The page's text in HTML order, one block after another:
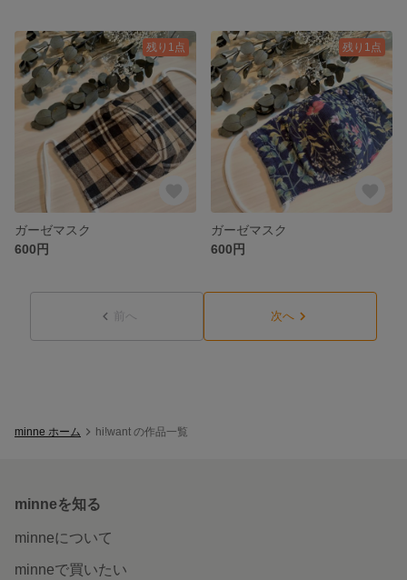
残り1点
ガーゼマスク
600円
残り1点
ガーゼマスク
600円
前へ 次へ
minne ホーム hi!want の作品一覧
minneを知る
minneについて
minneで買いたい